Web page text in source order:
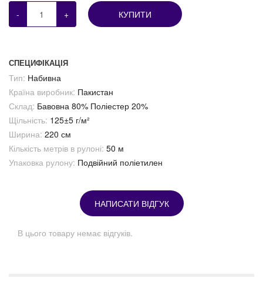
- + КУПИТИ
СПЕЦИФІКАЦІЯ
Тип: Набивна
Країна виробник: Пакистан
Склад: Бавовна 80% Поліестер 20%
Щільність: 125±5 г/м²
Ширина: 220 см
Кількість метрів в рулоні: 50 м
Упаковка рулону: Подвійний поліетилен
НАПИСАТИ ВІДГУК
В цього товару немає відгуків.